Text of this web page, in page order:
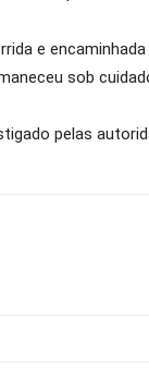
e encaminhada
sob
pelas